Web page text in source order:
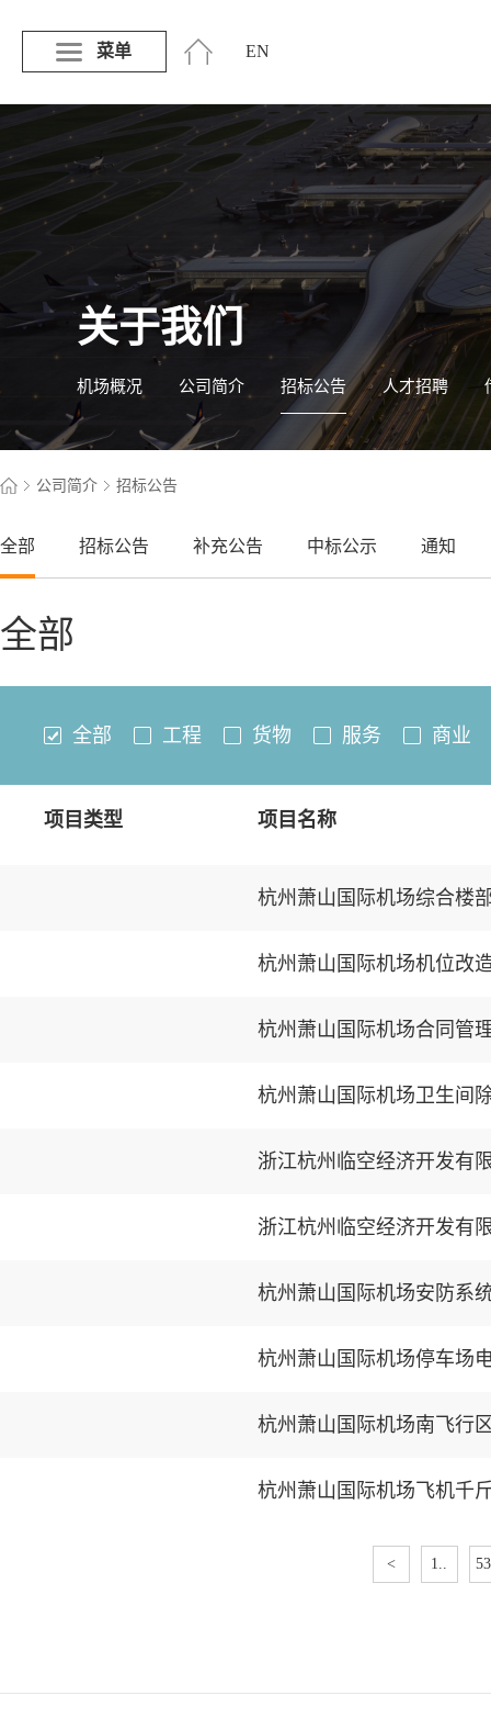
菜单 EN
关于我们
机场概况 公司简介 招标公告 人才招聘
公司简介 招标公告
全部 招标公告 补充公告 中标公示 通知
全部
全部 工程 货物 服务 商业
项目类型 项目名称
杭州萧山国际机场综合楼
杭州萧山国际机场机位改
杭州萧山国际机场合同管
杭州萧山国际机场卫生间
浙江杭州临空经济开发有
浙江杭州临空经济开发有
杭州萧山国际机场安防系
杭州萧山国际机场停车场
杭州萧山国际机场南飞行
杭州萧山国际机场飞机千
< 1..